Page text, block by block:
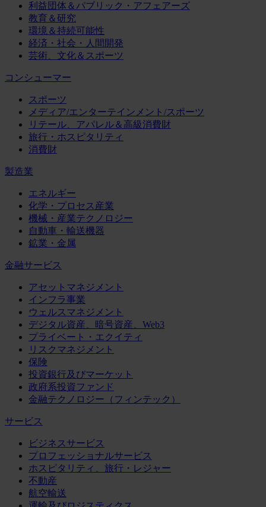
利益団体＆パブリック・アフェアーズ
教育＆研究
環境＆持続可能性
経済・社会・人間開発
芸術、文化＆スポーツ
コンシューマー
スポーツ
メディア/エンターテインメント/スポーツ
リテール、アパレル＆高級消費財
旅行・ホスピタリティ
消費財
製造業
エネルギー
化学・プロセス産業
機械・産業テクノロジー
自動車・輸送機器
鉱業・金属
金融サービス
アセットマネジメント
インフラ事業
ウェルスマネジメント
デジタル資産、暗号資産、Web3
プライベート・エクイティ
リスクマネジメント
保険
投資銀行及びマーケット
政府系投資ファンド
金融テクノロジー（フィンテック）
サービス
ビジネスサービス
プロフェッショナルサービス
ホスピタリティ、旅行・レジャー
不動産
航空輸送